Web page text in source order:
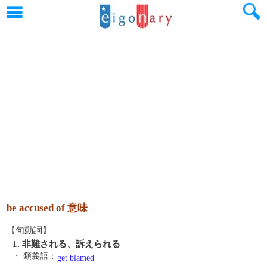
be accused of 意味
【句動詞】
1. 非難される、訴えられる
・ 類義語： get blamed